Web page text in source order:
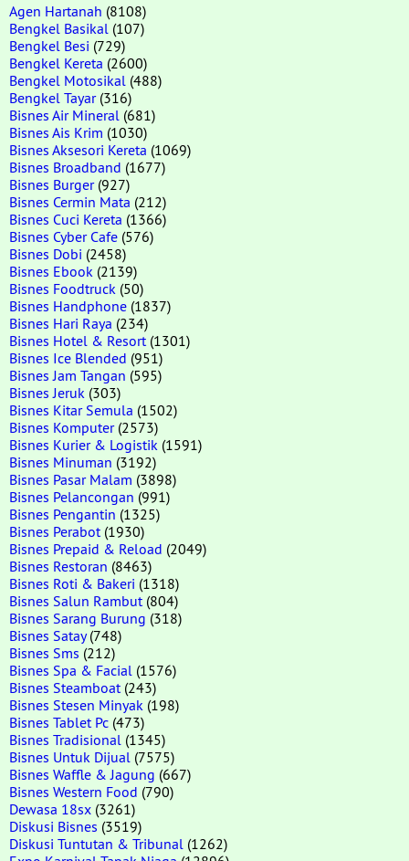
Agen Hartanah (8108)
Bengkel Basikal (107)
Bengkel Besi (729)
Bengkel Kereta (2600)
Bengkel Motosikal (488)
Bengkel Tayar(316)
Bisnes Air Mineral (681)
Bisnes Ais Krim (1030)
Bisnes Aksesori Kereta (1069)
Bisnes Broadband (1677)
Bisnes Burger(927)
Bisnes Cermin Mata (212)
Bisnes Cuci Kereta (1366)
Bisnes Cyber Cafe (576)
Bisnes Dobi (2458)
Bisnes Ebook (2139)
Bisnes Foodtruck (50)
Bisnes Handphone (1837)
Bisnes Hari Raya (234)
Bisnes Hotel & Resort (1301)
Bisnes Ice Blended (951)
Bisnes Jam Tangan (595)
Bisnes Jeruk (303)
Bisnes Kitar Semula (1502)
Bisnes Komputer(2573)
Bisnes Kurier & Logistik (1591)
Bisnes Minuman (3192)
Bisnes Pasar Malam (3898)
Bisnes Pelancongan (991)
Bisnes Pengantin (1325)
Bisnes Perabot (1930)
Bisnes Prepaid & Reload (2049)
Bisnes Restoran (8463)
Bisnes Roti & Bakeri (1318)
Bisnes Salun Rambut (804)
Bisnes Sarang Burung (318)
Bisnes Satay(748)
Bisnes Sms (212)
Bisnes Spa & Facial (1576)
Bisnes Steamboat (243)
Bisnes Stesen Minyak (198)
Bisnes Tablet Pc (473)
Bisnes Tradisional (1345)
Bisnes Untuk Dijual (7575)
Bisnes Waffle & Jagung (667)
Bisnes Western Food (790)
Dewasa 18sx (3261)
Diskusi Bisnes (3519)
Diskusi Tuntutan & Tribunal (1262)